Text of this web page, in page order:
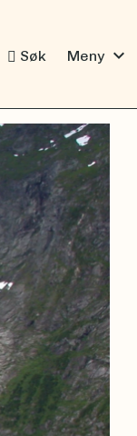
Søk Meny expand_more